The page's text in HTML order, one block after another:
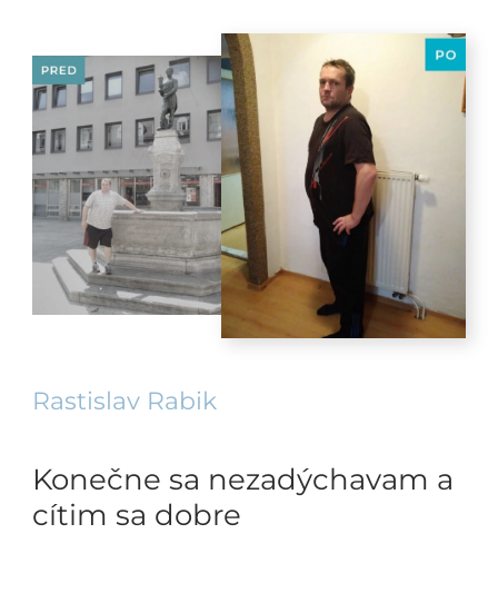
Rastislav Rabik
Konečne sa nezadýchavam a
cítim sa dobre